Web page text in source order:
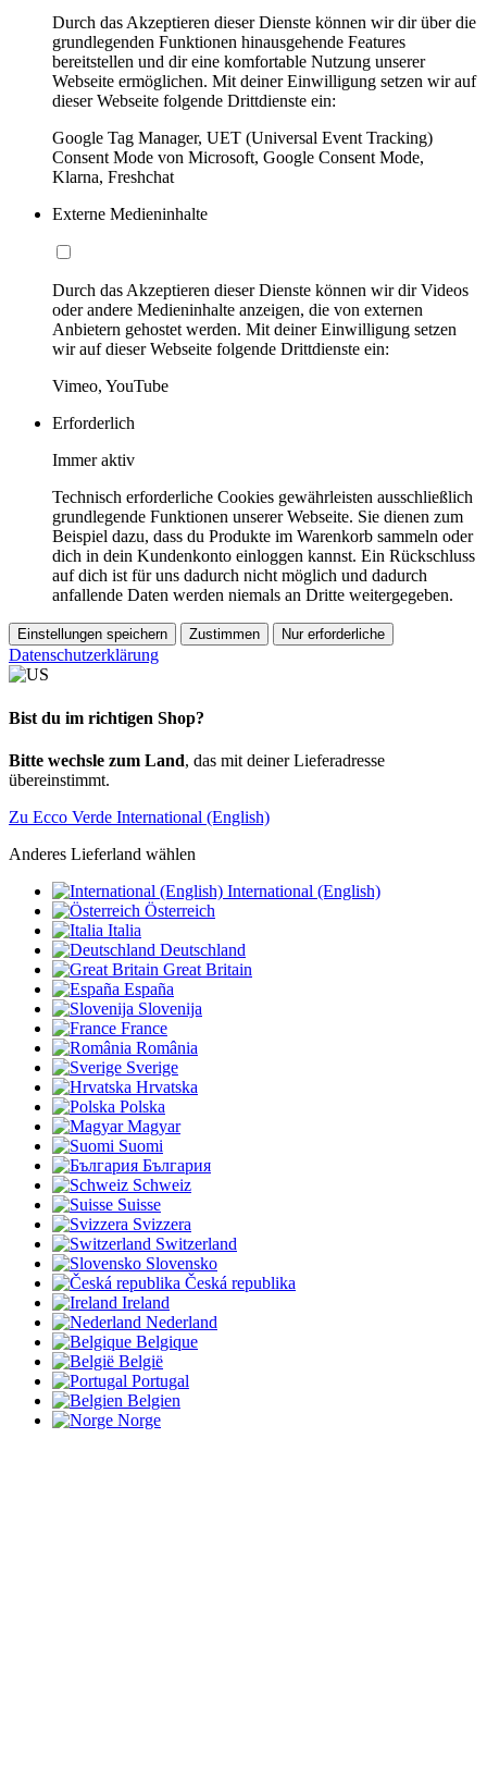
Durch das Akzeptieren dieser Dienste können wir dir über die
grundlegenden Funktionen hinausgehende Features
bereitstellen und dir eine komfortable Nutzung unserer
Webseite ermöglichen. Mit deiner Einwilligung setzen wir auf
dieser Webseite folgende Drittdienste ein:
Google Tag Manager, UET (Universal Event Tracking)
Consent Mode von Microsoft, Google Consent Mode,
Klarna, Freshchat
Externe Medieninhalte
Durch das Akzeptieren dieser Dienste können wir dir Videos
oder andere Medieninhalte anzeigen, die von externen
Anbietern gehostet werden. Mit deiner Einwilligung setzen
wir auf dieser Webseite folgende Drittdienste ein:
Vimeo, YouTube
Erforderlich
Immer aktiv
Technisch erforderliche Cookies gewährleisten ausschließlich
grundlegende Funktionen unserer Webseite. Sie dienen zum
Beispiel dazu, dass du Produkte im Warenkorb sammeln oder
dich in dein Kundenkonto einloggen kannst. Ein Rückschluss
auf dich ist für uns dadurch nicht möglich und dadurch
anfallende Daten werden niemals an Dritte weitergegeben.
Einstellungen speichern Zustimmen Nur erforderliche
Datenschutzerklärung
Bist du im richtigen Shop?
Bitte wechsle zum Land, das mit deiner Lieferadresse
übereinstimmt.
Zu Ecco Verde International (English)
Anderes Lieferland wählen
International (English)
Österreich
Italia
Deutschland
Great Britain
España
Slovenija
France
România
Sverige
Hrvatska
Polska
Magyar
Suomi
България
Schweiz
Suisse
Svizzera
Switzerland
Slovensko
Česká republika
Ireland
Nederland
Belgique
België
Portugal
Belgien
Norge